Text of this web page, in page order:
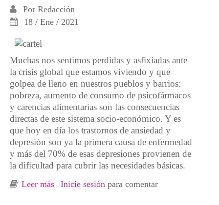
Por Redacción
18 / Ene / 2021
Muchas nos sentimos perdidas y asfixiadas ante
la crisis global que estamos viviendo y que
golpea de lleno en nuestros pueblos y barrios:
pobreza, aumento de consumo de psicofármacos
y carencias alimentarias son las consecuencias
directas de este sistema socio-económico. Y es
que hoy en día los trastornos de ansiedad y
depresión son ya la primera causa de enfermedad
y más del 70% de esas depresiones provienen de
la dificultad para cubrir las necesidades básicas.
Leer más sobre Salud y soberanía alimentaria
Inicie sesión para comentar